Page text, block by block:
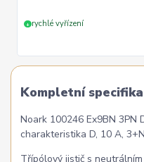
+ rychlé vyřízení
Kompletní
Noark 100246 Ex9BN 3PN
charakteristika D, 10 A,
Třípólový jistič s